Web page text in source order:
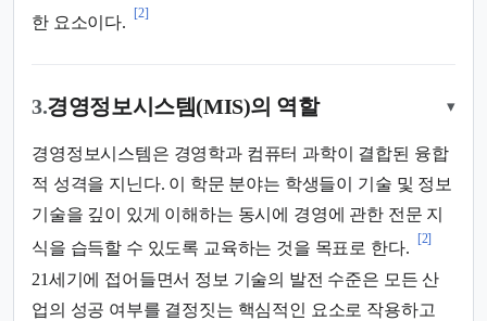
한 요소이다.
[2]
3.경영정보시스템(MIS)의 역할 ▾
경영정보시스템은 경영학과 컴퓨터 과학이 결합된 융합
적 성격을 지닌다. 이 학문 분야는 학생들이 기술 및 정보
기술을 깊이 있게 이해하는 동시에 경영에 관한 전문 지
식을 습득할 수 있도록 교육하는 것을 목표로 한다.
[2]
21세기에 접어들면서 정보 기술의 발전 수준은 모든 산
업의 성공 여부를 결정짓는 핵심적인 요소로 작용하고